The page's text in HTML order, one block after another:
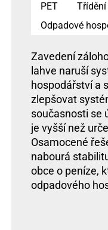
PET Třídění
Odpadové
Zavedení
lahve naruší
hospodářství a
zlepšovat
současnosti se
je vyšší než
Osamocené
nabourá
obce o peníze,
odpadového